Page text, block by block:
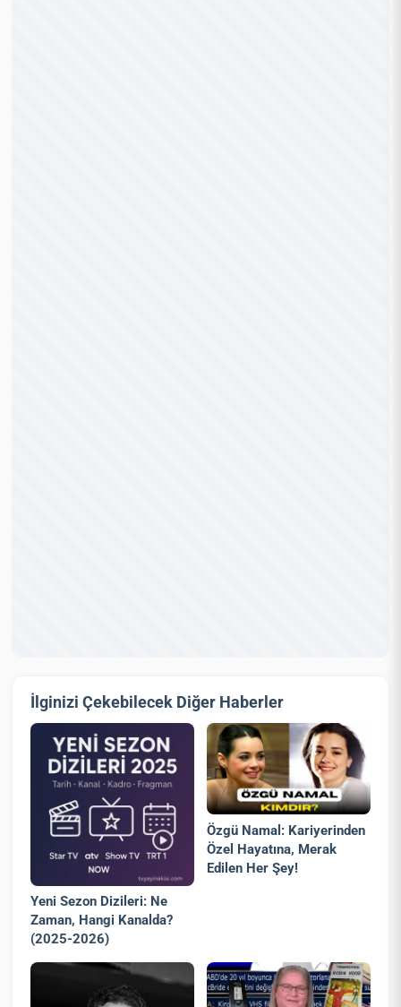
İlginizi Çekebilecek Diğer Haberler
Yeni Sezon Dizileri: Ne
Zaman, Hangi Kanalda?
(2025-2026)
Özgü Namal: Kariyerinden
Özel Hayatına, Merak
Edilen Her Şey!